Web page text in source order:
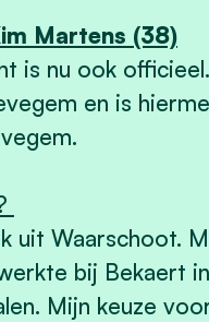
Martens (38)
is nu ook
en is
uit Waarschoot.
bij Bekaert
Mijn keuze